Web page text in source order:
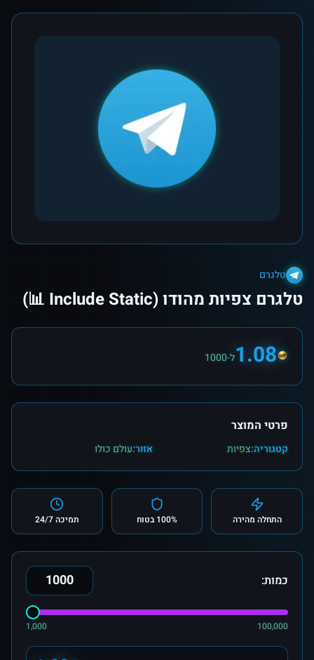
טלגרם
טלגרם צפיות מהודו (Include Static 📊)
1.08ל-1000
פרטי המוצר
קטגוריה:צפיות אזור:עולם כולו
התחלה מהירה 100% בטוח תמיכה 24/7
כמות:
1,000 100,000